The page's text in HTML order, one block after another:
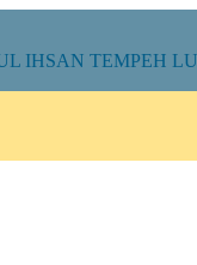
IHSAN TEMPEH